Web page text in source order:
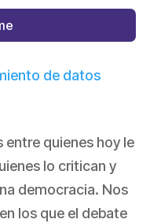
de datos
quienes hoy le
lo critican y
democracia. Nos
los que el debate